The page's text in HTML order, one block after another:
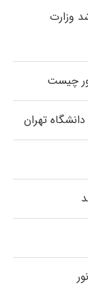
وزارت
چیست
تهران